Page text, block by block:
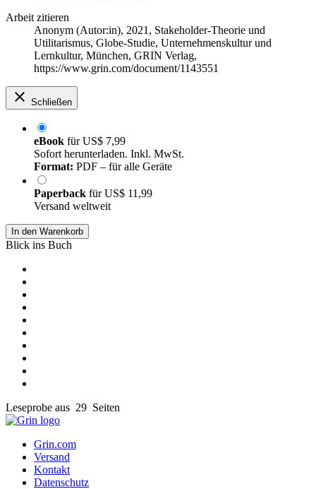
Arbeit zitieren
Anonym (Autor:in), 2021, Stakeholder-Theorie und
Utilitarismus, Globe-Studie, Unternehmenskultur und
Lernkultur, München, GRIN Verlag,
https://www.grin.com/document/1143551
Schließen
eBook fürUS$ 7,99
Sofort herunterladen. Inkl. MwSt.
Format: PDF – für alle Geräte
Paperback fürUS$ 11,99
Versand weltweit
In den Warenkorb
Blick ins Buch
Leseprobe aus 29 Seiten
Grin.com
Versand
Kontakt
Datenschutz